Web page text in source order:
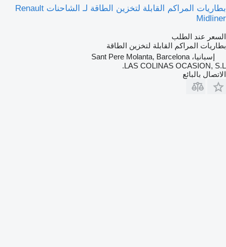
بطاريات المراكم القابلة لتخزين الطاقة لـ الشاحنات Renault
Midliner
السعر عند الطلب
بطاريات المراكم القابلة لتخزين الطاقة
إسبانيا، Sant Pere Molanta, Barcelona
LAS COLINAS OCASION, S.L.
الاتصال بالبائع